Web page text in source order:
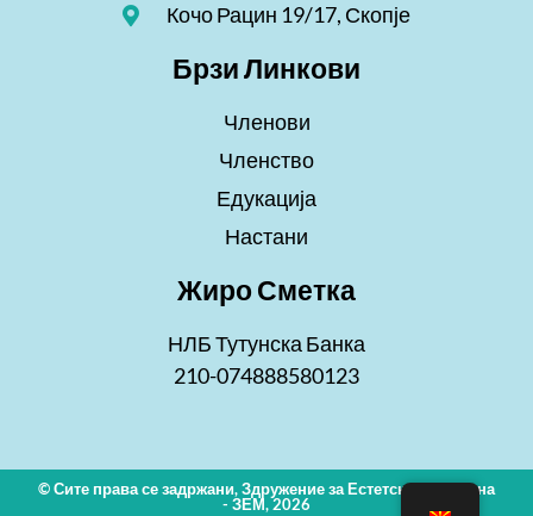
Кочо Рацин 19/17, Скопје
Брзи Линкови
Членови
Членство
Едукација
Настани
Жиро Сметка
НЛБ Тутунска Банка
210-074888580123
© Сите права се задржани, Здружение за Естетска Медицина
- ЗЕМ, 2026